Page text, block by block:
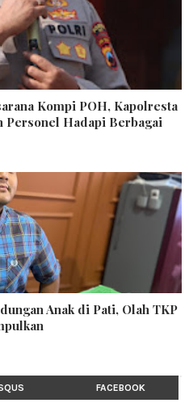
Kompi POH, Kapolresta
Personel Hadapi Berbagai
Anak di Pati, Olah TKP
FACEBOOK